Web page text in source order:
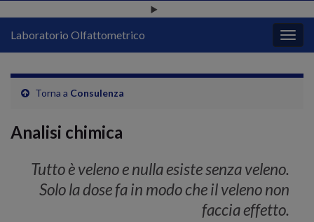
la
Laboratorio Olfattometrico
Torna a Consulenza
Analisi chimica
Tutto è veleno e nulla esiste senza veleno.
Solo la dose fa in modo che il veleno non
faccia effetto.